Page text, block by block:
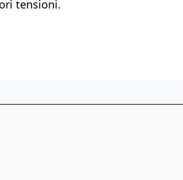
tensioni.